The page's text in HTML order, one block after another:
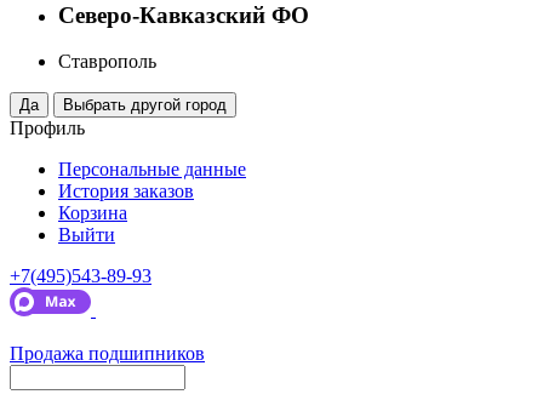
Северо-Кавказский ФО
Ставрополь
Профиль
Персональные данные
История заказов
Корзина
Выйти
+7(495)543-89-93
Продажа подшипников